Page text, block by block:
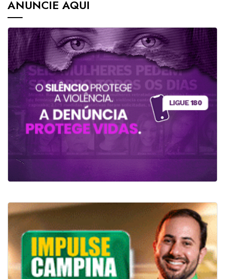
ANUNCIE AQUI